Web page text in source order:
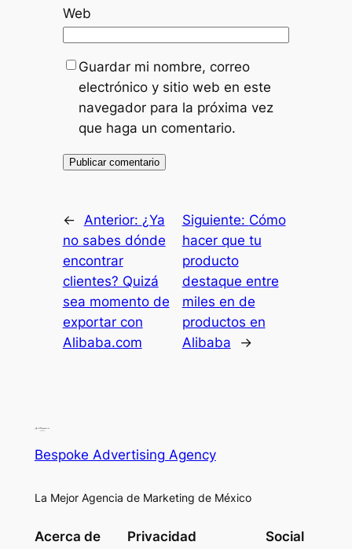
Web
Guardar mi nombre, correo
electrónico y sitio web en este
navegador para la próxima vez
que haga un comentario.
← Anterior: ¿Ya
no sabes dónde
encontrar
clientes? Quizá
sea momento de
exportar con
Alibaba.com
Siguiente: Cómo
hacer que tu
producto
destaque entre
miles en de
productos en
Alibaba
→
Bespoke Advertising Agency
La Mejor Agencia de Marketing de México
Acerca de Privacidad Social